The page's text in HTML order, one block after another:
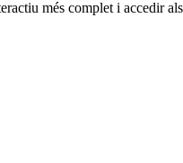
més complet i accedir